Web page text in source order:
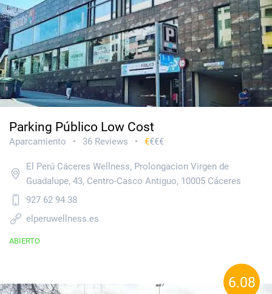
Parking Público Low Cost
Aparcamiento • 36 Reviews • €€€€
El Perú Cáceres Wellness, Prolongacion Virgen de
Guadalupe, 43, Centro-Casco Antiguo, 10005 Cáceres
927 62 94 38
elperuwellness.es
ABIERTO
6.08